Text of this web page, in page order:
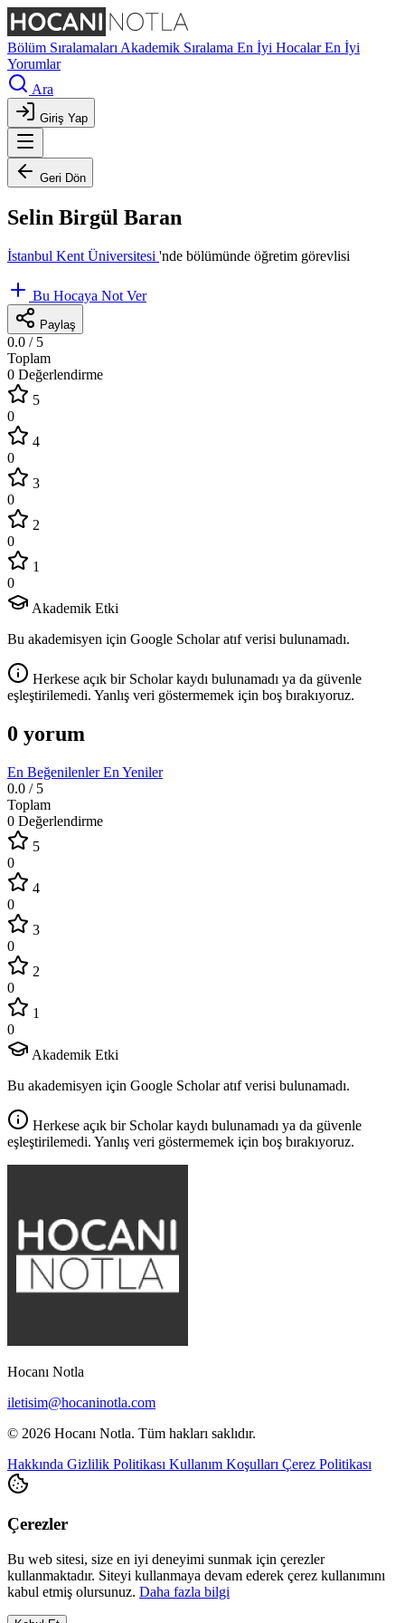
Bölüm Sıralamaları Akademik Sıralama En İyi HocalarEn İyi
Yorumlar
Ara
Giriş Yap
Geri Dön
Selin Birgül Baran
İstanbul Kent Üniversitesi 'nde bölümünde öğretim görevlisi
Bu Hocaya Not Ver
Paylaş
0.0 / 5
Toplam
0 Değerlendirme
5
0
4
0
3
0
2
0
1
0
Akademik Etki
Bu akademisyen için Google Scholar atıf verisi bulunamadı.
Herkese açık bir Scholar kaydı bulunamadı ya da güvenle
eşleştirilemedi. Yanlış veri göstermemek için boş bırakıyoruz.
0 yorum
En BeğenilenlerEn Yeniler
0.0 / 5
Toplam
0 Değerlendirme
5
0
4
0
3
0
2
0
1
0
Akademik Etki
Bu akademisyen için Google Scholar atıf verisi bulunamadı.
Herkese açık bir Scholar kaydı bulunamadı ya da güvenle
eşleştirilemedi. Yanlış veri göstermemek için boş bırakıyoruz.
Hocanı Notla
iletisim@hocaninotla.com
© 2026 Hocanı Notla. Tüm hakları saklıdır.
Hakkında Gizlilik Politikası Kullanım Koşulları Çerez Politikası
Çerezler
Bu web sitesi, size en iyi deneyimi sunmak için çerezler
kullanmaktadır. Siteyi kullanmaya devam ederek çerez kullanımını
kabul etmiş olursunuz. Daha fazla bilgi